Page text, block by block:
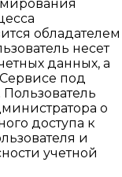
обладателем
несет
данных, а
Сервисе под
о
доступа к
и
учетной